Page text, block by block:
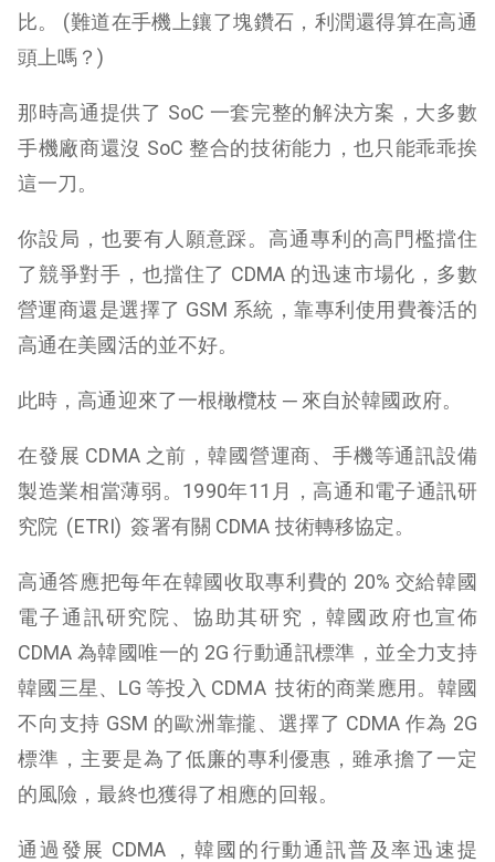
比。 (難道在手機上鑲了塊鑽石，利潤還得算在高通
頭上嗎？)
那時高通提供了 SoC 一套完整的解決方案，大多數
手機廠商還沒 SoC 整合的技術能力，也只能乖乖挨
這一刀。
你設局，也要有人願意踩。高通專利的高門檻擋住
了競爭對手，也擋住了 CDMA 的迅速市場化，多數
營運商還是選擇了 GSM 系統，靠專利使用費養活的
高通在美國活的並不好。
此時，高通迎來了一根橄欖枝 ─ 來自於韓國政府。
在發展 CDMA 之前，韓國營運商、手機等通訊設備
製造業相當薄弱。1990年11月，高通和電子通訊研
究院 (ETRI) 簽署有關 CDMA 技術轉移協定。
高通答應把每年在韓國收取專利費的 20% 交給韓國
電子通訊研究院、協助其研究，韓國政府也宣佈
CDMA 為韓國唯一的 2G 行動通訊標準，並全力支持
韓國三星、LG 等投入 CDMA 技術的商業應用。韓國
不向支持 GSM 的歐洲靠攏、選擇了 CDMA 作為 2G
標準，主要是為了低廉的專利優惠，雖承擔了一定
的風險，最終也獲得了相應的回報。
通過發展 CDMA ，韓國的行動通訊普及率迅速提